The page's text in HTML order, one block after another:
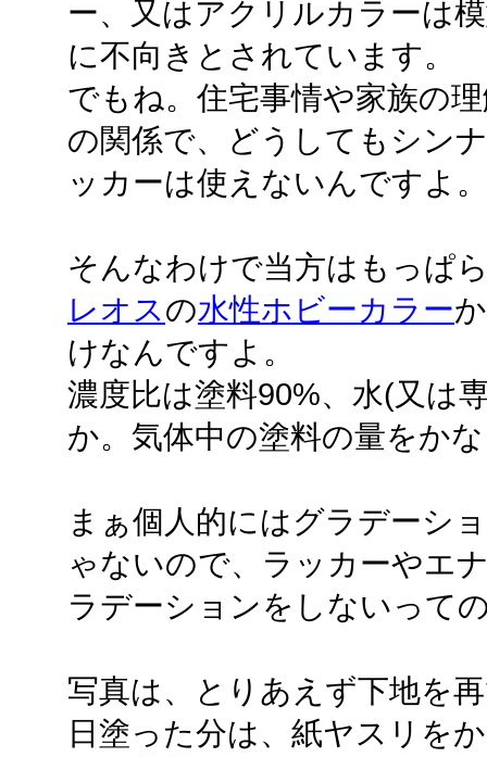
ー、又はアクリルカラーは
に不向きとされています。
でもね。住宅事情や家族の
の関係で、どうしてもシン
ッカーは使えないんですよ。
そんなわけで当方はもっぱ
レオスの水性ホビーカラーか
けなんですよ。
濃度比は塗料90%、水(又は
か。気体中の塗料の量をか
まぁ個人的にはグラデーシ
ゃないので、ラッカーやエ
ラデーションをしないって
写真は、とりあえず下地を
日塗った分は、紙ヤスリを